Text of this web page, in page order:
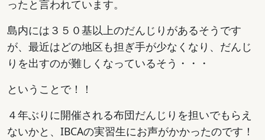
ったと言われています。
島内には３５０基以上のだんじりがあるそうです
が、最近はどの地区も担ぎ手が少なくなり、だんじ
りを出すのが難しくなっているそう・・・
ということで！！
４年ぶりに開催される布団だんじりを担いでもらえ
ないかと、IBCAの実習生にお声がかかったのです！